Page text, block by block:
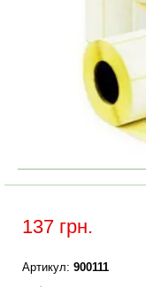
137 грн.
Артикул: 900111